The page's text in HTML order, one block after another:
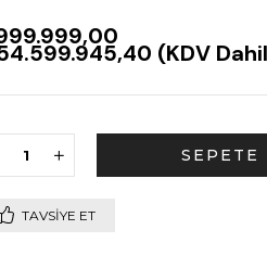
(KDV
TAVSIYE ET